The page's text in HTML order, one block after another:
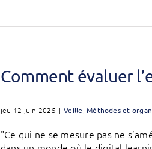
Comment évaluer
jeu 12 juin 2025 | Veille ,Méthodes et
"Ce qui ne se mesure pas ne